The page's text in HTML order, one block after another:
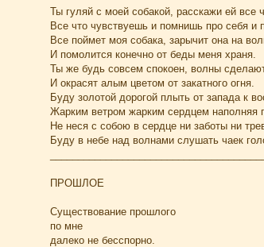
Ты гуляй с моей собакой, расскажи ей все
Все что чувствуешь и помнишь про себя и
Все поймет моя собака, зарычит она на
И помолится конечно от беды меня храня.
Ты же будь совсем спокоен, волны
И окрасят алым цветом от закатного огня.
Буду золотой дорогой плыть от запада к
Жарким ветром жарким сердцем наполняя
Не неся с собою в сердце ни заботы ни
Буду в небе над волнами слушать чаек
ПРОШЛОЕ
Существование прошлого
по мне
далеко не бесспорно.